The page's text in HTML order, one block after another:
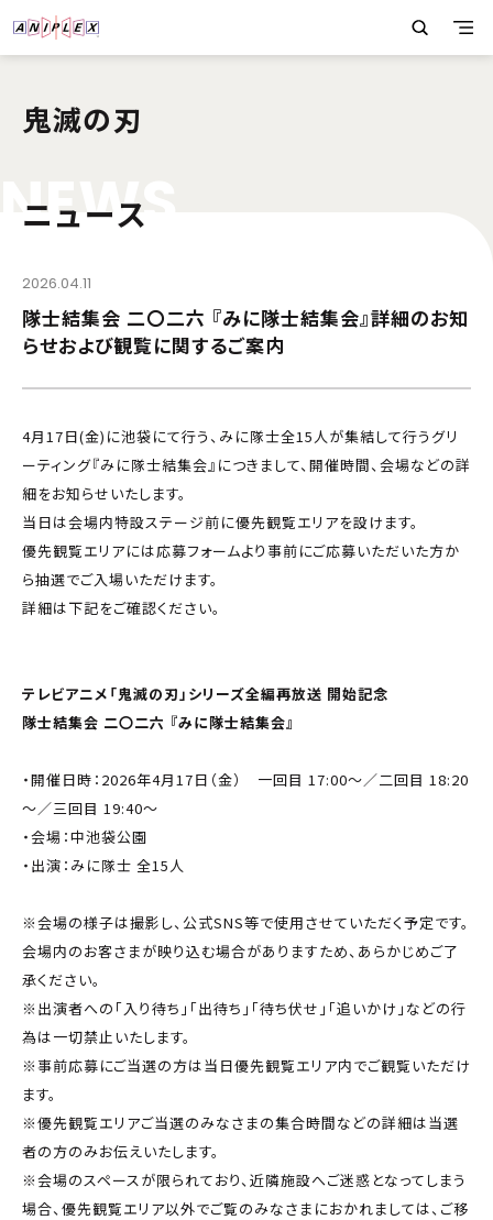
鬼滅の刃
NEWS
ニュース
2026.04.11
隊士結集会 二〇二六 『みに隊士結集会』詳細のお知
らせおよび観覧に関するご案内
4月17日(金)に池袋にて行う、みに隊士全15人が集結して行うグリ
ーティング『みに隊士結集会』につきまして、開催時間、会場などの詳
細をお知らせいたします。
当日は会場内特設ステージ前に優先観覧エリアを設けます。
優先観覧エリアには応募フォームより事前にご応募いただいた方か
ら抽選でご入場いただけます。
詳細は下記をご確認ください。
テレビアニメ「鬼滅の刃」シリーズ全編再放送 開始記念
隊士結集会 二〇二六 『みに隊士結集会』
・開催日時：2026年4月17日（金） 一回目 17:00～／二回目 18:20
～／三回目 19:40～
・会場：中池袋公園
・出演：みに隊士 全15人
※会場の様子は撮影し、公式SNS等で使用させていただく予定です。
会場内のお客さまが映り込む場合がありますため、あらかじめご了
承ください。
※出演者への「入り待ち」「出待ち」「待ち伏せ」「追いかけ」などの行
為は一切禁止いたします。
※事前応募にご当選の方は当日優先観覧エリア内でご観覧いただけ
ます。
※優先観覧エリアご当選のみなさまの集合時間などの詳細は当選
者の方のみお伝えいたします。
※会場のスペースが限られており、近隣施設へご迷惑となってしまう
場合、優先観覧エリア以外でご覧のみなさまにおかれましては、ご移